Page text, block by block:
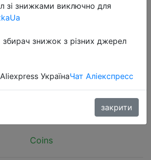
Fleece Dot Printing Small
Hanging Hamster
For Small Animals
Coins
зі знижками виключно для
знижок з різних джерел
УкраїнаЧат Аліекспресс
закрити